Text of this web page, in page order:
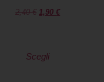
2,40€ 1,90€
Scegli